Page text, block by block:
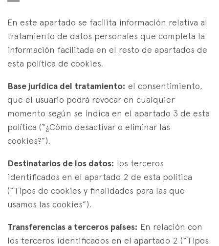
En este apartado se facilita información relativa al
tratamiento de datos personales que completa la
información facilitada en el resto de apartados de
esta política de cookies.
Base jurídica del tratamiento: el consentimiento,
que el usuario podrá revocar en cualquier
momento según se indica en el apartado 3 de esta
política (“¿Cómo desactivar o eliminar las
cookies?”).
Destinatarios de los datos: los terceros
identificados en el apartado 2 de esta política
(“Tipos de cookies y finalidades para las que
usamos las cookies”).
Transferencias a terceros países: En relación con
los terceros identificados en el apartado 2 (“Tipos